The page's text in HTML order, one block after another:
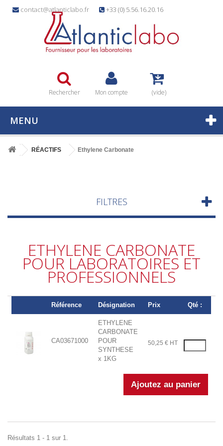
contact@atlanticlabo.fr +33 (0) 5.56.16.20.16
Rechercher Mon compte (vide)
MENU
RÉACTIFS Ethylene Carbonate
FILTRES
ETHYLENE CARBONATE
POUR LABORATOIRES ET
PROFESSIONNELS
Référence Désignation Prix Qté :
CA03671000
ETHYLENE
CARBONATE
POUR
SYNTHESE
x 1KG
50,25 € HT
Résultats 1 - 1 sur 1.